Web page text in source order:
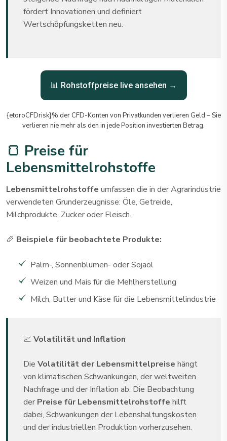
fördert Innovationen und definiert
Wertschöpfungsketten neu.
📊 Rohstoffpreise live ansehen →
{etoroCFDrisk}% der CFD-Konten von Privatkunden verlieren Geld – Sie
verlieren nie mehr als den in jede Position investierten Betrag.
🍞 Preise für
Lebensmittelrohstoffe
Lebensmittelrohstoffe umfassen die in der Agrarindustrie
verwendeten Grunderzeugnisse: Öle, Getreide,
Milchprodukte, Zucker oder Fleisch.
🥖 Beispiele für beobachtete Produkte:
Palm-, Sonnenblumen- oder Sojaöl
Weizen und Mais für die Mehlherstellung
Milch, Butter und Käse für die Lebensmittelindustrie
📈 Volatilität und Inflation
Die Volatilität der Lebensmittelpreise hängt
von klimatischen Schwankungen, der weltweiten
Nachfrage und der Inflation ab. Die Beobachtung
der Preise für Lebensmittelrohstoffe hilft
dabei, Schwankungen der Lebenshaltungskosten
und der industriellen Produktion vorherzusehen.